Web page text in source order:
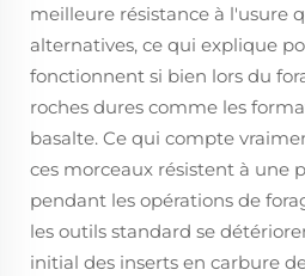
meilleure résistance à l'usure
alternatives, ce qui explique
fonctionnent si bien lors du
roches dures comme les
basalte. Ce qui compte
ces morceaux résistent à une
pendant les opérations de
les outils standard se
initial des inserts en carbure